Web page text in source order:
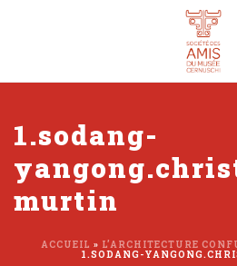
1.sodang-
murtin
ACCUEIL » L’ARCHITECTURE
1.SODANG-